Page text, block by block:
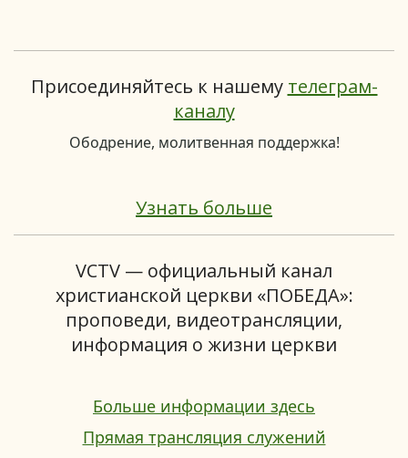
Присоединяйтесь к нашему телеграм-
каналу
Ободрение, молитвенная поддержка!
Узнать больше
VCTV — официальный канал
христианской церкви «ПОБЕДА»:
проповеди, видеотрансляции,
информация о жизни церкви
Больше информации здесь
Прямая трансляция служений